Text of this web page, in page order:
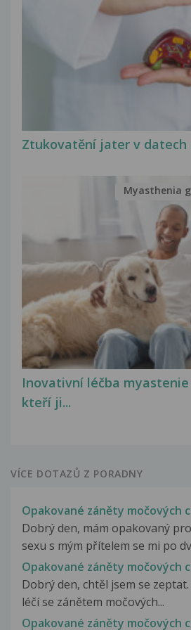
Ztukovatění jater v datech
Inovativní léčba
kteří ji...
Myasthenia
VÍCE DOTAZŮ Z PORADNY
Opakované záněty močových
Dobrý den, mám opakovaný
sexu s mým přítelem se mi po
Opakované záněty močových
Dobrý den, chtěl jsem se
léčí se zánětem močových...
Opakované záněty močových